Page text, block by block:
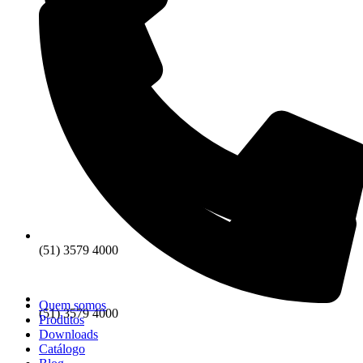
(51) 3579 4000
(51) 3579 4000
Quem somos
Produtos
Downloads
Catálogo